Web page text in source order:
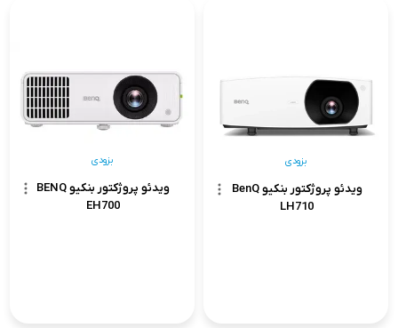
ویدئو پروژکتور بنکیو BenQ
LH710
بزودی
ویدئو پروژکتور بنکیو BENQ
EH700
بزودی